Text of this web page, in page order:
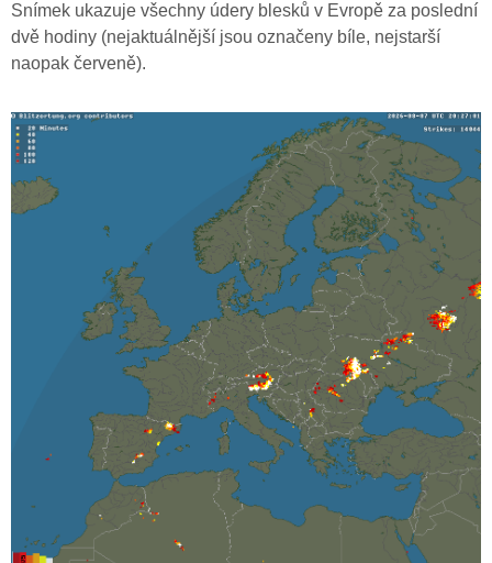
Snímek ukazuje všechny údery blesků v Evropě za poslední
dvě hodiny (nejaktuálnější jsou označeny bíle, nejstarší
naopak červeně).